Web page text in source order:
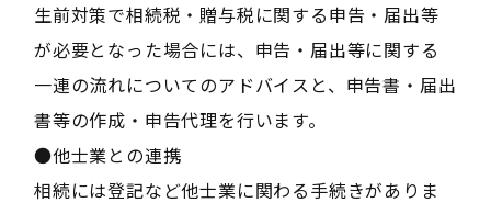
生前対策で相続税・贈与税に関する申告・届出等
が必要となった場合には、申告・届出等に関する
一連の流れについてのアドバイスと、申告書・届出
書等の作成・申告代理を行います。
●他士業との連携
相続には登記など他士業に関わる手続きがありま